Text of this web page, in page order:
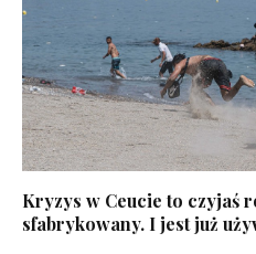
Kryzys w Ceucie to czyjaś
sfabrykowany. I jest już